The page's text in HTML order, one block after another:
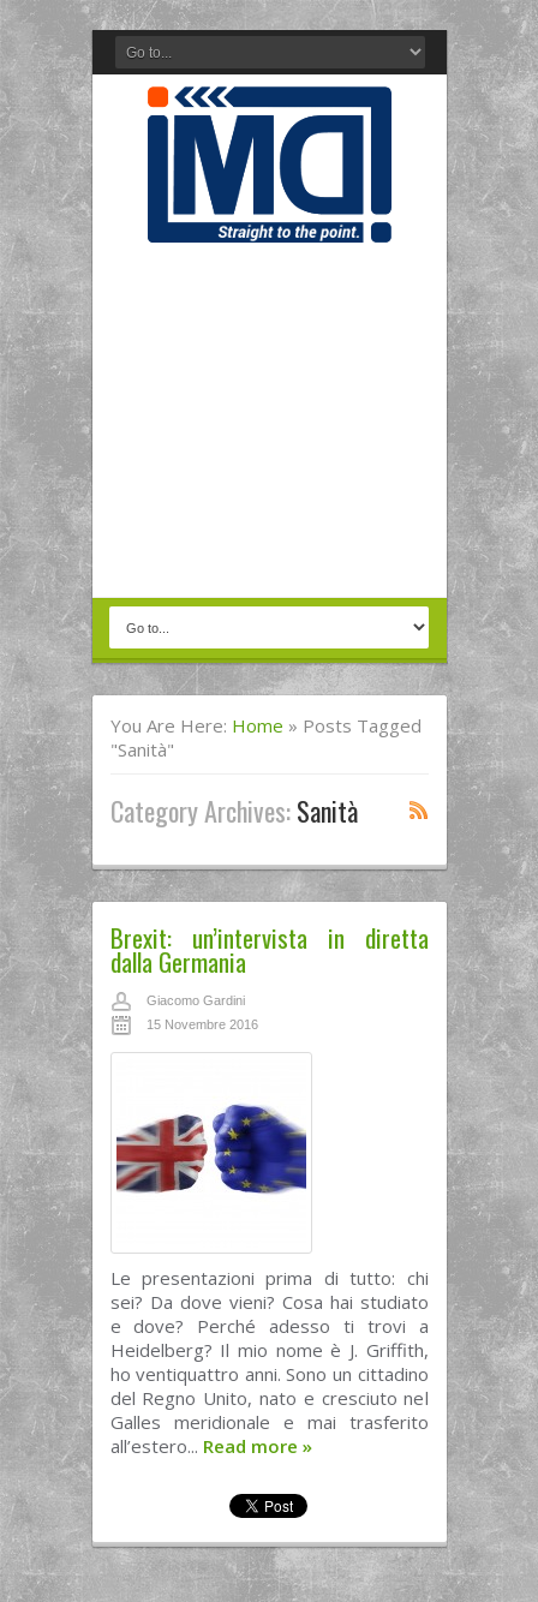
You Are Here: Home » Posts Tagged
"sanità"
Category Archives:Sanità
Brexit: un’intervista in diretta
dalla Germania
Giacomo Gardini
15 Novembre 2016
Le presentazioni prima di tutto: chi
sei? Da dove vieni? Cosa hai studiato
e dove? Perché adesso ti trovi a
Heidelberg? Il mio nome è J. Griffith,
ho ventiquattro anni. Sono un cittadino
del Regno Unito, nato e cresciuto nel
Galles meridionale e mai trasferito
all’estero... Read more »